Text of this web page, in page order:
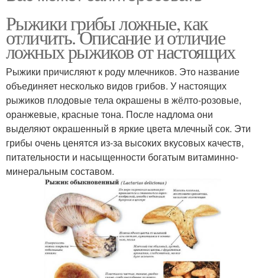
Рыжики грибы ложные, как
отличить. Описание и отличие
ложных рыжиков от настоящих
Рыжики причисляют к роду млечников. Это название
объединяет несколько видов грибов. У настоящих
рыжиков плодовые тела окрашены в жёлто-розовые,
оранжевые, красные тона. После надлома они
выделяют окрашенный в яркие цвета млечный сок. Эти
грибы очень ценятся из-за высоких вкусовых качеств,
питательности и насыщенности богатым витаминно-
минеральным составом.